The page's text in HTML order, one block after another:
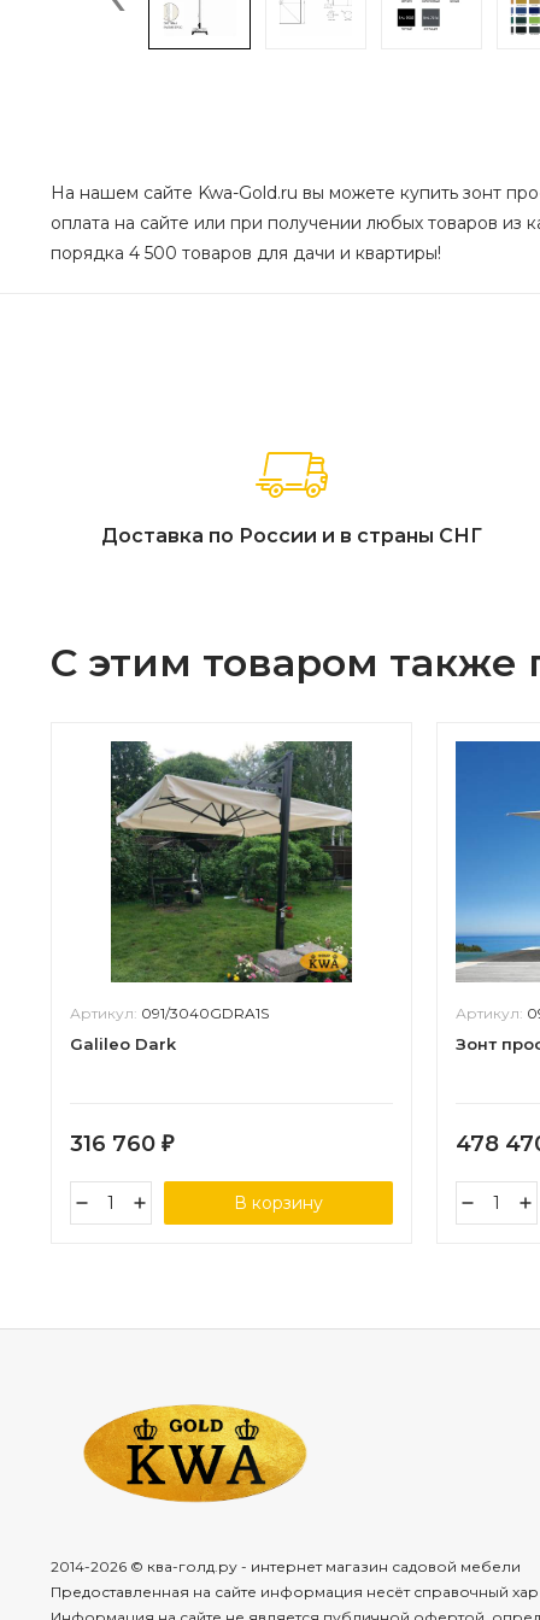
На нашем сайте Kwa-Gold.ru вы можете купить зонт
оплата на сайте или при получении любых товаров из
порядка 4 500 товаров для дачи и квартиры!
Доставка по России и в страны СНГ
С этим товаром также
Артикул: 091/3040GDRA1S
Galileo Dark
316 760 ₽
В корзину
Артикул:
Зонт
478
2014-2026 © ква-голд.ру - интернет магазин садовой мебели
Предоставленная на сайте информация несёт справочный